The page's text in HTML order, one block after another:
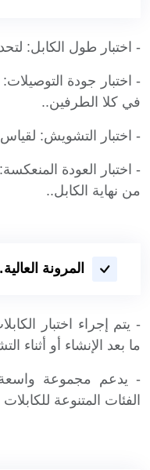
- اختبار طول الكابل:
- اختبار جودة
في كلا الطرفين..
- اختبار التشويش:
- اختبار العودة
من نهاية الكابل..
المرونة
- يتم إجراء اختبار
ما بعد الإنشاء أو أثناء
- يدعم مجموعة واسعة
الفئات المتنوعة للكابلات Cat 5e, 6, 6A, 8